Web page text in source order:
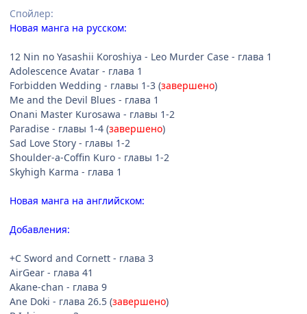
Спойлер:
Новая манга на русском:
12 Nin no Yasashii Koroshiya - Leo Murder Case - глава 1
Adolescence Avatar - глава 1
Forbidden Wedding - главы 1-3 (завершено)
Me and the Devil Blues - глава 1
Onani Master Kurosawa - главы 1-2
Paradise - главы 1-4 (завершено)
Sad Love Story - главы 1-2
Shoulder-a-Coffin Kuro - главы 1-2
Skyhigh Karma - глава 1
Новая манга на английском:
Добавления:
+C Sword and Cornett - глава 3
AirGear - глава 41
Akane-chan - глава 9
Ane Doki - глава 26.5 (завершено)